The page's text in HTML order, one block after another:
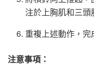
注於上胸肌和三頭
重複上述動作，完
注意事項：